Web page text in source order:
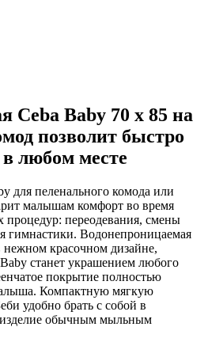
Ceba Baby 70 х 85 на
позволит быстро
в любом месте
для пеленального комода или
малышам комфорт во время
процедур: переодевания, смены
гимнастики. Водонепроницаемая
красочном дизайне,
станет украшением любого
покрытие полностью
Компактную мягкую
удобно брать с собой в
обычным мыльным